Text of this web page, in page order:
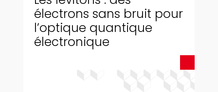
électrons sans bruit pour
l’optique quantique
électronique